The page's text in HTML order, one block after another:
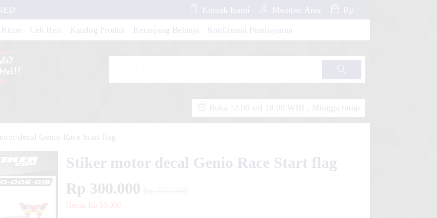
Mons Red Shark
GT Line Orange
Blue Navy Red
Kontak Kami Member Area Rp
Kirim Cek Resi Katalog Produk Keranjang Belanja Konfirmasi Pembayaran
Cari
Buka 12.00 s/d 18.00 WIB , Minggu tutup
decal Genio Race Start flag
Stiker motor decal Genio Race Start flag
Rp 300.000
Hemat Rp 50.000